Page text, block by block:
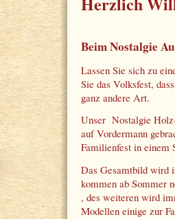
Beim Nostalgie
Lassen Sie sich zu
Sie das Volksfest,
ganz andere Art.
Unser Nostalgie
auf Vordermann
Familienfest in einem
Das Gesamtbild wird
kommen ab Sommer
, des weiteren wird
Modellen einige zur